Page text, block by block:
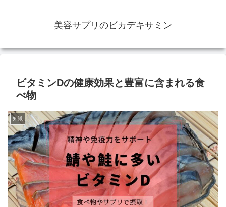
美容サプリのビカデキサミン
ビタミンDの健康効果と豊富に含まれる食
べ物
知識